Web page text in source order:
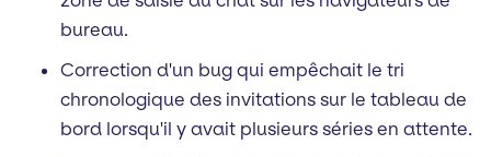
bureau.
Correction d'un bug qui empêchait le tri
chronologique des invitations sur le tableau de
bord lorsqu'il y avait plusieurs séries en attente.